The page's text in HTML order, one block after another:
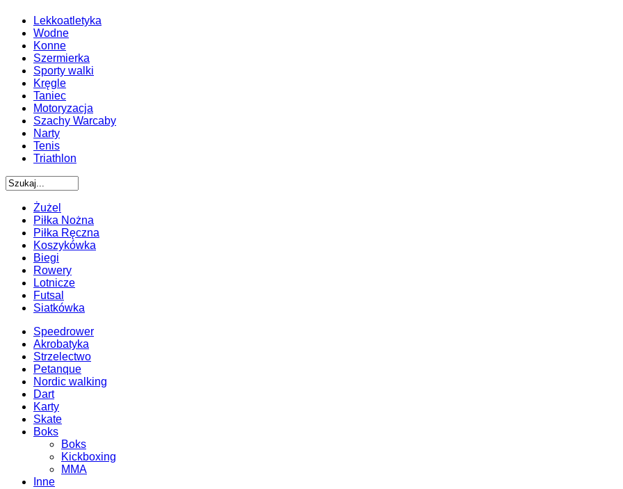
Lekkoatletyka
Wodne
Konne
Szermierka
Sporty walki
Kręgle
Taniec
Motoryzacja
Szachy Warcaby
Narty
Tenis
Triathlon
Żużel
Piłka Nożna
Piłka Ręczna
Koszykówka
Biegi
Rowery
Lotnicze
Futsal
Siatkówka
Speedrower
Akrobatyka
Strzelectwo
Petanque
Nordic walking
Dart
Karty
Skate
Boks
Boks
Kickboxing
MMA
Inne